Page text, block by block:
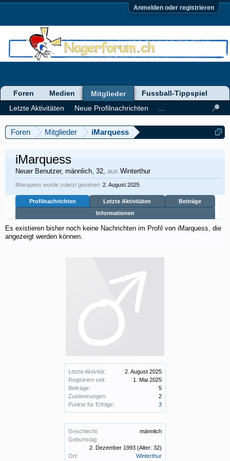
Anmelden oder registrieren
Foren Mitglieder iMarquess
Letzte Aktivität:
2. August 2025
Registriert seit:
1. Mai 2025
Beiträge:
5
Zustimmungen:
2
Punkte für Erfolge:
3
Geschlecht:
männlich
Geburtstag:
2. Dezember 1993 (Alter: 32)
Ort:
Winterthur
iMarquess
Neuer Benutzer, männlich, 32, aus Winterthur
iMarquess wurde zuletzt gesehen: 2. August 2025
Profilnachrichten Letzte Aktivitäten
Beiträge
Informationen
Es existieren bisher noch keine Nachrichten im Profil von iMarquess, die
angezeigt werden können.
Foren Medien
Mitglieder
Letzte Aktivitäten
Neue Profilnachrichten
Fussball-Tippspiel